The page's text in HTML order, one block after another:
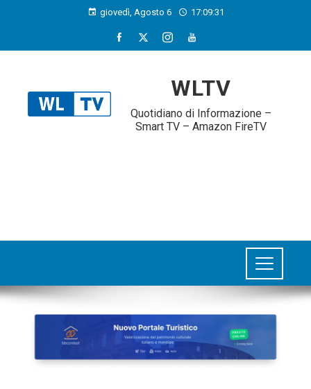
giovedì, Agosto 6 17:09:32
WLTV
Quotidiano di Informazione –
Smart TV – Amazon FireTV